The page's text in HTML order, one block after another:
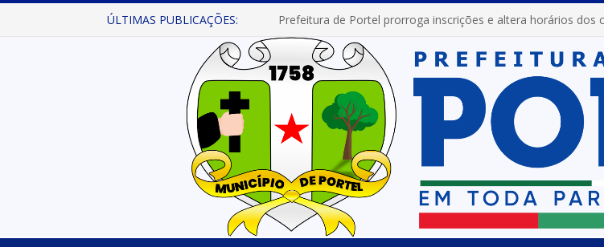
ÚLTIMAS PUBLICAÇÕES: